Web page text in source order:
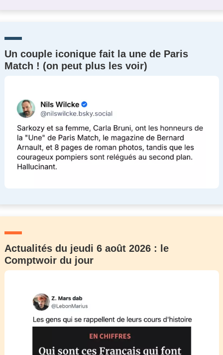
Un couple iconique fait la une de Paris
Match ! (on peut plus les voir)
Actualités du jeudi 6 août 2026 : le
Comptwoir du jour